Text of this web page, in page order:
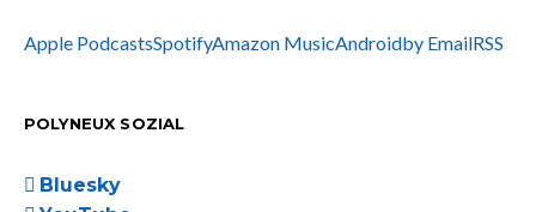
Apple PodcastsSpotifyAmazon MusicAndroidby EmailRSS
POLYNEUX SOZIAL
Bluesky